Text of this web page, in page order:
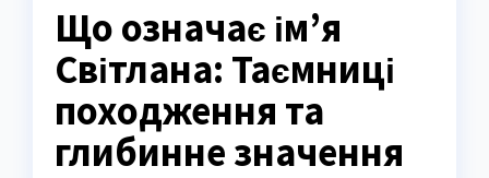
Що означає ім’я
Світлана: Таємниці
походження та
глибинне значення